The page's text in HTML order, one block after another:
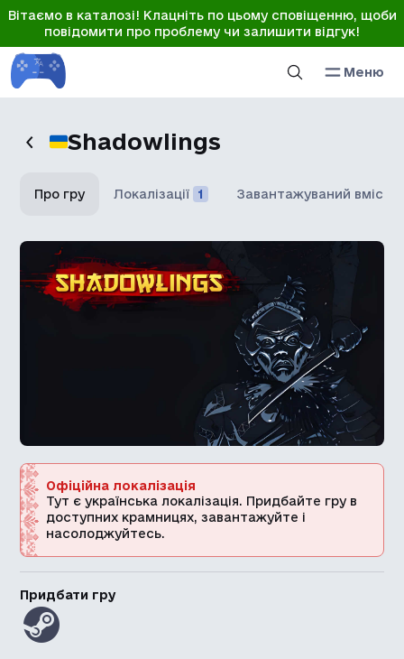
Вітаємо в каталозі! Клацніть по цьому сповіщенню, щоби
повідомити про проблему чи залишити відгук!
Меню
Shadowlings
Про гру Локалізації 1 Завантажуваний вміст
Офіційна локалізація
Тут є українська локалізація. Придбайте гру в
доступних крамницях, завантажуйте і
насолоджуйтесь.
Придбати гру